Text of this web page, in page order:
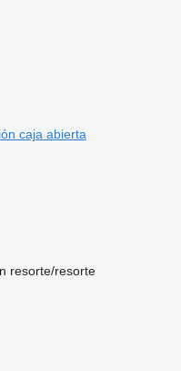
caja abierta
resorte/resorte